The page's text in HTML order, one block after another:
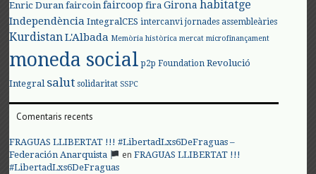
Enric Duran faircoin faircoop fira Girona habitatge
Independència IntegralCES intercanvi jornades assembleàries
KurdistanL'Albada Memòria històrica mercat microfinançament
moneda social p2p Foundation Revolució
Integral salut solidaritat SSPC
Comentaris recents
FRAGUAS LLIBERTAT !!! #LibertadLxs6DeFraguas –
Federación Anarquista
enFRAGUAS LLIBERTAT !!!
#LibertadLxs6DeFraguas